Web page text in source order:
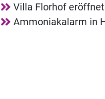
Villa Florhof
Ammoniakalarm in